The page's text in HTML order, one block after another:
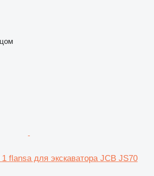
flansa для экскаватора JCB JS70